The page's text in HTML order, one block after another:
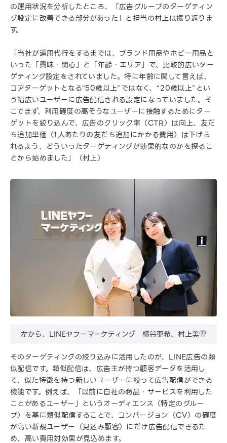
の運用状況を分析したところ、「広告グループのターゲティン
グ設定に改善できる部分があった」と担当の村上は振り返りま
す。
「当社が運用代行をするまでは、ブランド用品やホビー用品と
いった「興味・関心」と「年齢・エリア」で、比較的広いター
ゲティング設定をされていました。特に年齢に関して言えば、
コアターゲットとなる“50歳以上”ではなく、“20歳以上”とい
う幅広いユーザーに広告配信される設定になっていました。そ
こでまず、利用確度の高そうなユーザーに接触するためにター
ゲットを絞り込んで、広告のクリック率（CTR）は向上、友だ
ち追加単価（1人あたりの友だち追加にかかる費用）は下げら
れるよう、どういったターゲティングが効果的なのかを探るこ
とから始めました」（村上）
左から、LINEヤフーマーケティング 横谷亜希、村上美雪
そのターゲティングの絞り込みに活用したのが、LINE広告の類
似配信です。類似配信は、広告主が持つ顧客データを活用し
て、似た特徴を持つ新しいユーザーに絞って広告配信ができる
機能です。例えば、「以前に自社の商品・サービスを利用した
ことがあるユーザー」というオーディエンス（特定のグルー
プ）を基に類似配信することで、コンバージョン（CV）の確度
が高い新規ユーザー（見込み顧客）にだけ広告配信できるた
め、高い費用対効果が見込めます。